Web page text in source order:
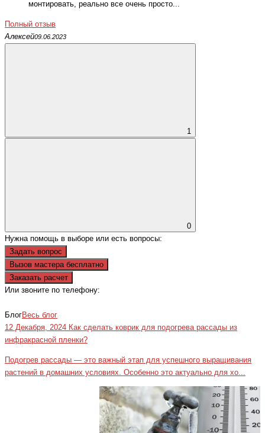
монтировать, реально все очень просто...
Полный отзыв
Алексей09.06.2023
1
0
Нужна помощь в выборе или есть вопросы:
Задать вопрос
Вызов мастера бесплатно
Заказать расчет
Или звоните по телефону:
БлогВесь блог
12 Декабря, 2024 Как сделать коврик для подогрева рассады из
инфракрасной пленки?
Подогрев рассады — это важный этап для успешного выращивания
растений в домашних условиях. Особенно это актуально для хо...